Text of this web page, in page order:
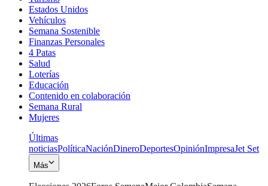
Estados Unidos
Vehículos
Semana Sostenible
Finanzas Personales
4 Patas
Salud
Loterías
Educación
Contenido en colaboración
Semana Rural
Mujeres
Últimas
noticiasPolíticaNaciónDineroDeportesOpiniónImpresaJet Set
Más